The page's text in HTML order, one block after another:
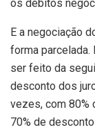
os débitos
E a negociação
forma parcelada.
ser feito da
desconto dos
vezes, com 80%
70% de